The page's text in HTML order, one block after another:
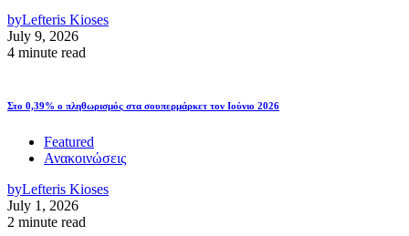
byLefteris Kioses
July 9, 2026
4 minute read
Στο 0,39% ο πληθωρισμός στα σουπερμάρκετ τον Ιούνιο 2026
Featured
Ανακοινώσεις
byLefteris Kioses
July 1, 2026
2 minute read